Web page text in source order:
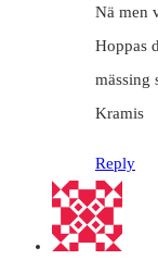
Nä men
Hoppas
mässing
Kramis
Reply